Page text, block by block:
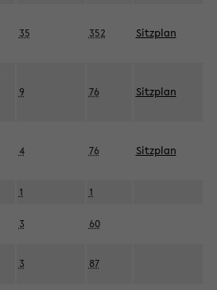
35 352 Sitzplan
9 76 Sitzplan
4 76 Sitzplan
1 1
3 60
3 87